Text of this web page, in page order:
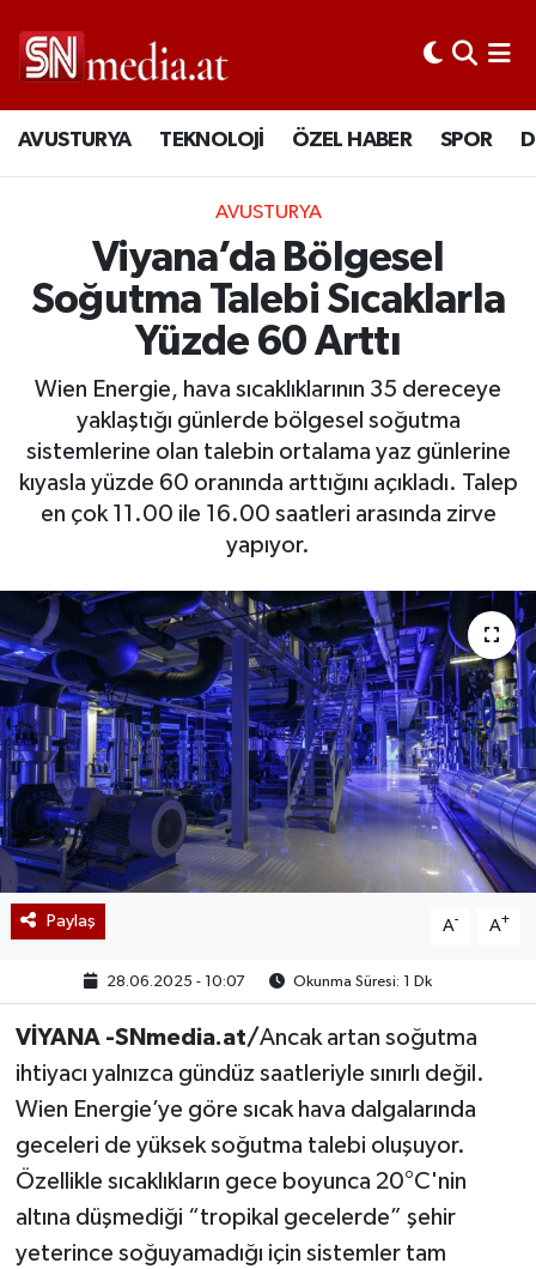
AVUSTURYA TEKNOLOJİ ÖZEL HABER SPOR
AVUSTURYA
Viyana’da Bölgesel
Soğutma Talebi Sıcaklarla
Yüzde 60 Arttı
Wien Energie, hava sıcaklıklarının 35 dereceye
yaklaştığı günlerde bölgesel soğutma
sistemlerine olan talebin ortalama yaz günlerine
kıyasla yüzde 60 oranında arttığını açıkladı. Talep
en çok 11.00 ile 16.00 saatleri arasında zirve
yapıyor.
Paylaş A- A+
28.06.2025 - 10:07 Okunma Süresi: 1 Dk
VİYANA -SNmedia.at/Ancak artan soğutma
ihtiyacı yalnızca gündüz saatleriyle sınırlı değil.
Wien Energie’ye göre sıcak hava dalgalarında
geceleri de yüksek soğutma talebi oluşuyor.
Özellikle sıcaklıkların gece boyunca 20°C'nin
altına düşmediği “tropikal gecelerde” şehir
yeterince soğuyamadığı için sistemler tam